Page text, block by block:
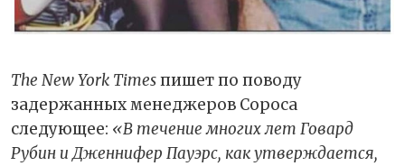
The New York Timesпишет по поводу
задержанных менеджеров Сороса
следующее: «В течение многих лет Говард
Рубин и Дженнифер Пауэрс, как утверждается,